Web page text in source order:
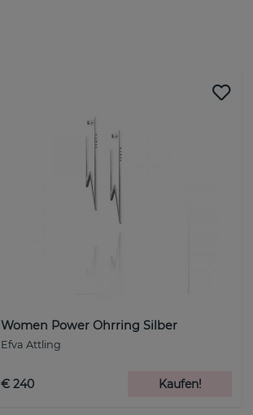
Women Power Ohrring Silber
Efva Attling
€ 240 Kaufen!